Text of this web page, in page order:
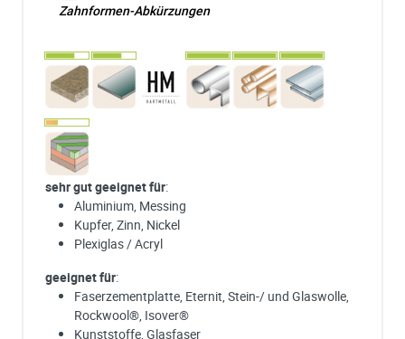
Zahnformen-Abkürzungen
sehr gut geeignet für:
Aluminium, Messing
Kupfer, Zinn, Nickel
Plexiglas / Acryl
geeignet für:
Faserzementplatte, Eternit, Stein-/ und Glaswolle,
Rockwool®, Isover®
Kunststoffe, Glasfaser